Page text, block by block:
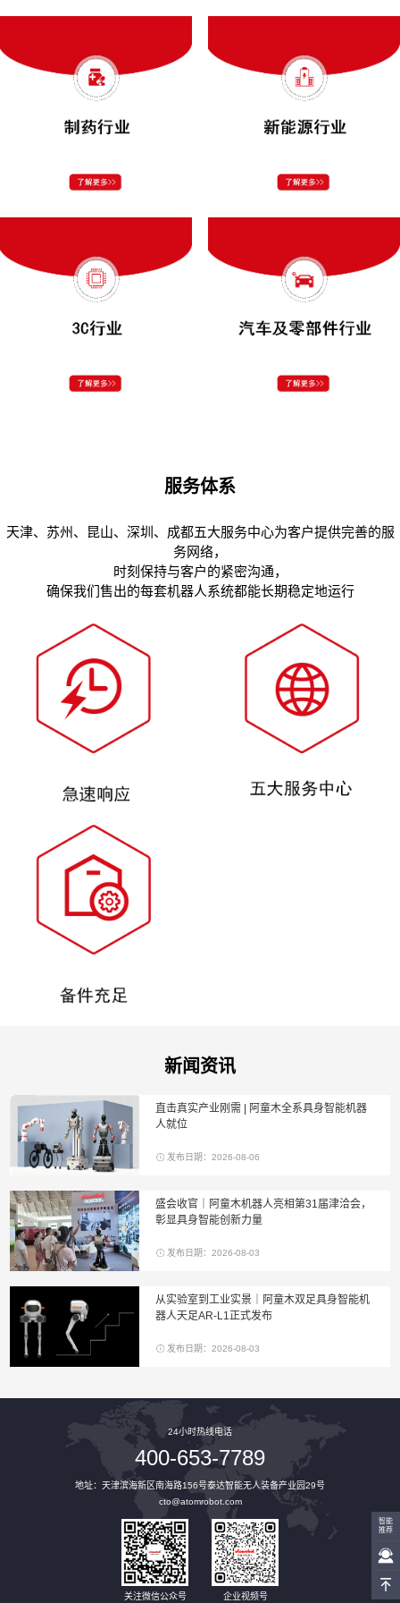
服务体系
天津、苏州、昆山、深圳、成都五大服务中心为客户提供完善的服
务网络，
时刻保持与客户的紧密沟通，
确保我们售出的每套机器人系统都能长期稳定地运行
新闻资讯
直击真实产业刚需 | 阿童木全系具身智能机器
人就位
发布日期：2026-08-06
盛会收官｜阿童木机器人亮相第31届津洽会，
彰显具身智能创新力量
发布日期：2026-08-03
从实验室到工业实景｜阿童木双足具身智能机
器人天足AR-L1正式发布
发布日期：2026-08-03
24小时热线电话
400-653-7789
地址：天津滨海新区南海路156号泰达智能无人装备产业园29号
cto@atomrobot.com
关注微信公众号 企业视频号
智能
推荐